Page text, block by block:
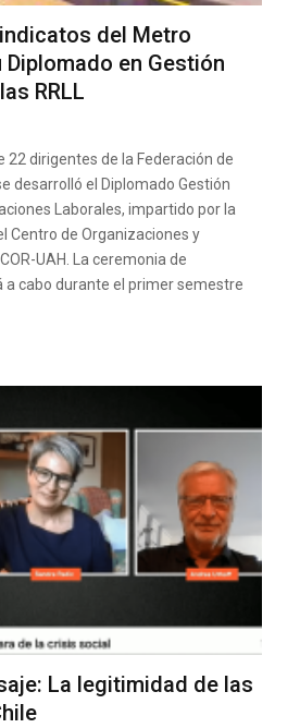
del Metro
en Gestión
RRLL
22 dirigentes de la Federación de
desarrolló el Diplomado Gestión
Laborales, impartido por la
Centro de Organizaciones y
UAH. La ceremonia de
a cabo durante el primer semestre
La legitimidad de las